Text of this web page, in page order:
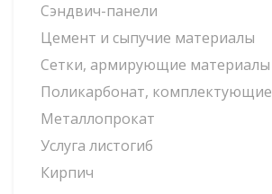
Сэндвич-панели
Цемент и сыпучие материалы
Сетки, армирующие материалы
Поликарбонат, комплектующие
Металлопрокат
Услуга листогиб
Кирпич